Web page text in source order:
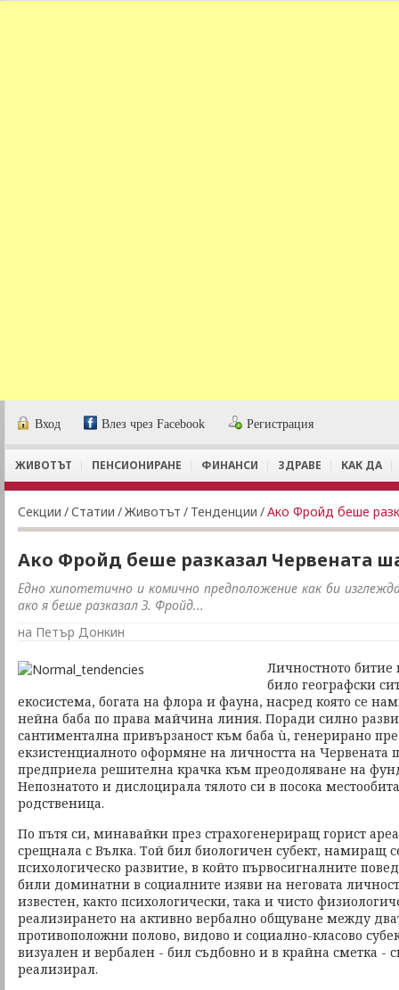
Вход Влез чрез Facebook Регистрация
ЖИВОТЪТ ПЕНСИОНИРАНЕ ФИНАНСИ ЗДРАВЕ КАК ДА
Секции /Статии /Животът / Тенденции /Ако Фройд беше
Ако Фройд беше разказал Червената
Едно хипотетично и комично предположение как би
ако я беше разказал З. Фройд...
на Петър Донкин
Личностното
било географски
екосистема, богата на флора и фауна, насред която се
нейна баба по права майчина линия. Поради силно
сантиментална привързаност към баба ù, генерирано
екзистенциалното оформяне на личността на Червената
предприела решителна крачка към преодоляване на
Непознатото и дислоцирала тялото си в посока
родственица.
По пътя си, минавайки през страхогенериращ горист
срещнала с Вълка. Той бил биологичен субект, намиращ
психологическо развитие, в който първосигналните
били доминатни в социалните изяви на неговата
известен, както психологически, така и чисто
реализирането на активно вербално общуване между
противоположни полово, видово и социално-класово
визуален и вербален - бил съдбовно и в крайна сметка -
реализирал.